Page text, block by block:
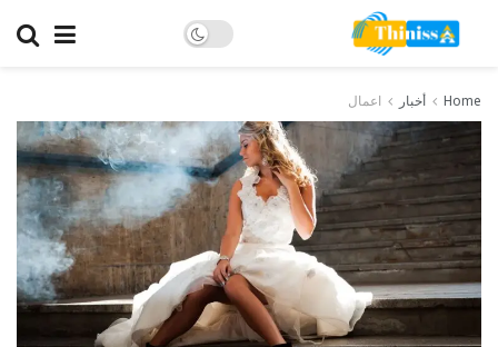
Home أخبار اعمال